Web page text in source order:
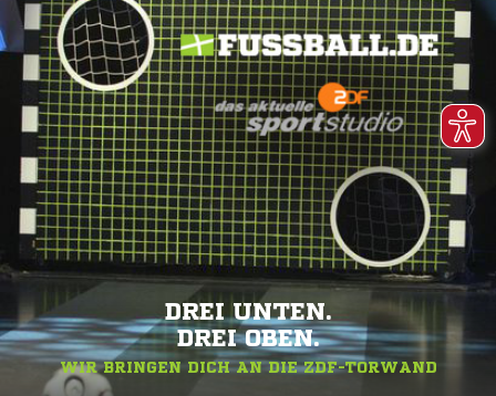
DREI UNTEN.
DREI OBEN.
WIR BRINGEN DICH AN DIE ZDF-TORWAND